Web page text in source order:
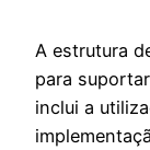
A estrutura
para
inclui a